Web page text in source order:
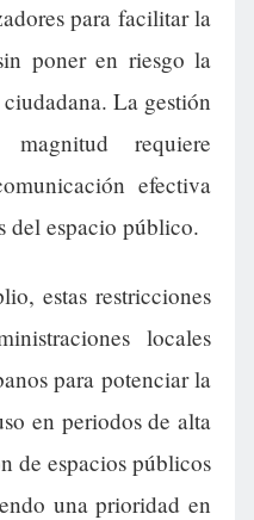
para facilitar la
poner en riesgo la
La gestión
requiere
efectiva
del espacio público.
estas restricciones
locales
para potenciar la
en periodos de alta
de espacios públicos
una prioridad en